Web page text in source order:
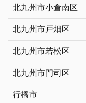
北九州市小倉南区
北九州市戸畑区
北九州市若松区
北九州市門司区
行橋市